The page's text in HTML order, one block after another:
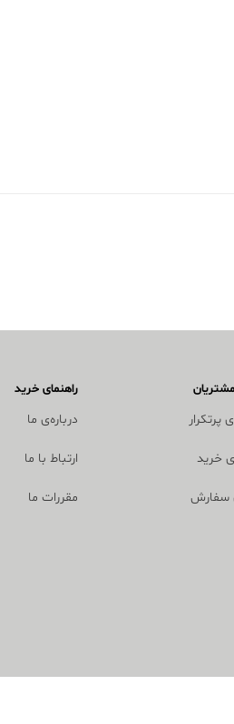
پرتکرار
خرید
سفارش
راهنمای خرید
درباره‌ی ما
ارتباط با ما
مقررات ما